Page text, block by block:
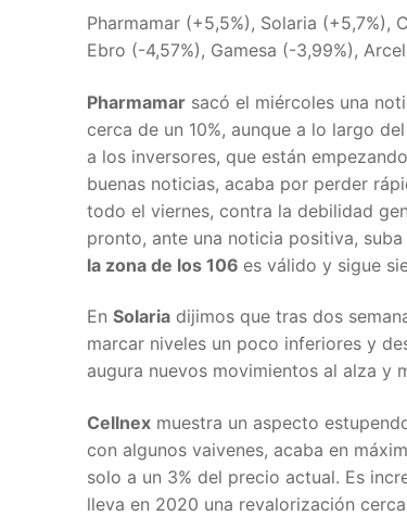
Pharmamar (+5,5%), Solaria (+5,7%),
Ebro (-4,57%), Gamesa (-3,99%),
Pharmamar sacó el miércoles una
cerca de un 10%, aunque a lo largo
a los inversores, que están
buenas noticias, acaba por perder
todo el viernes, contra la debilidad
pronto, ante una noticia positiva,
la zona de los 106 es válido y sigue
En Solaria dijimos que tras dos
marcar niveles un poco inferiores y
augura nuevos movimientos al alza y
Cellnex muestra un aspecto
con algunos vaivenes, acaba en
solo a un 3% del precio actual. Es
lleva en 2020 una revalorización